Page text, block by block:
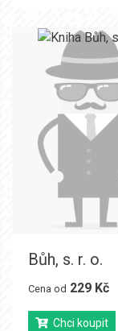
Bůh, s. r. o.
Cena od 229 Kč
Chci koupit